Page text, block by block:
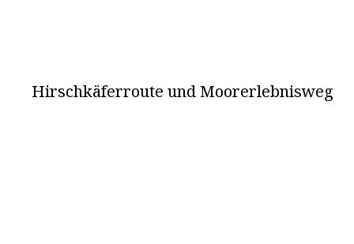
Hirschkäferroute und Moorerlebnisweg